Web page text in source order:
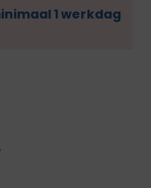
1 werkdag